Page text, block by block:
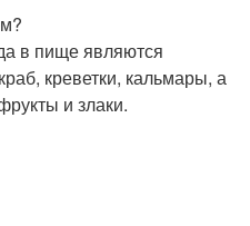
в пище являются
креветки, кальмары, а
и злаки.